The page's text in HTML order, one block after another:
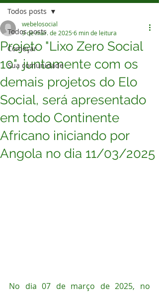
Todos posts
Começar
Sua comunidade
Todos posts
Projeto "Lixo Zero Social
10", juntamente com os
demais projetos do Elo
Social, será apresentado
em todo Continente
Africano iniciando por
Angola no dia 11/03/2025
webelosocial
9 de mar. de 20256 min de leitura
No dia 07 de março de 2025, no